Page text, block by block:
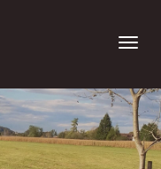
Toggle